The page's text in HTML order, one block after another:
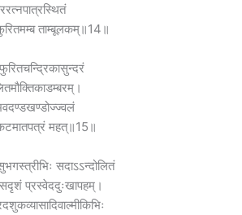
ताम्बूलकम्॥14॥
महत्॥15॥
सदाऽऽन्दोलितं
प्रस्वेददुःखापहम्।